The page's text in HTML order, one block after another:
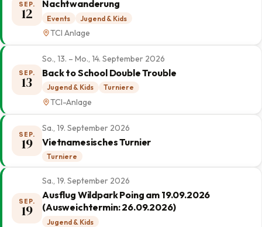
SEP.
12
Nachtwanderung
Events Jugend & Kids
TCI Anlage
SEP.
13
So., 13. – Mo., 14. September 2026
Back to School Double Trouble
Jugend & Kids Turniere
TCI-Anlage
SEP.
19
Sa., 19. September 2026
Vietnamesisches Turnier
Turniere
SEP.
19
Sa., 19. September 2026
Ausflug Wildpark Poing am 19.09.2026
(Ausweichtermin: 26.09.2026)
Jugend & Kids